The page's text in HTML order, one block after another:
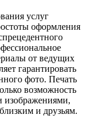
услуг
оформления
от ведущих
гарантировать
фото. Печать
возможность
изображениями,
и друзьям.